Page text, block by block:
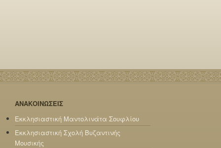
ΑΝΑΚΟΙΝΩΣΕΙΣ
Εκκλησιαστική Μαντολινάτα Σουφλίου
Εκκλησιαστική Σχολή Βυζαντινής
Μουσικής